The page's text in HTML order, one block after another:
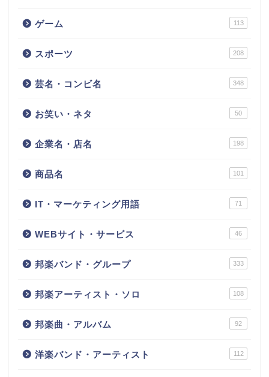
ゲーム 113
スポーツ 208
芸名・コンビ名 348
お笑い・ネタ 50
企業名・店名 198
商品名 101
IT・マーケティング用語 71
WEBサイト・サービス 46
邦楽バンド・グループ 333
邦楽アーティスト・ソロ 108
邦楽曲・アルバム 92
洋楽バンド・アーティスト 112